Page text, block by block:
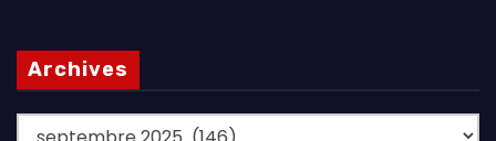
Archives
Archives